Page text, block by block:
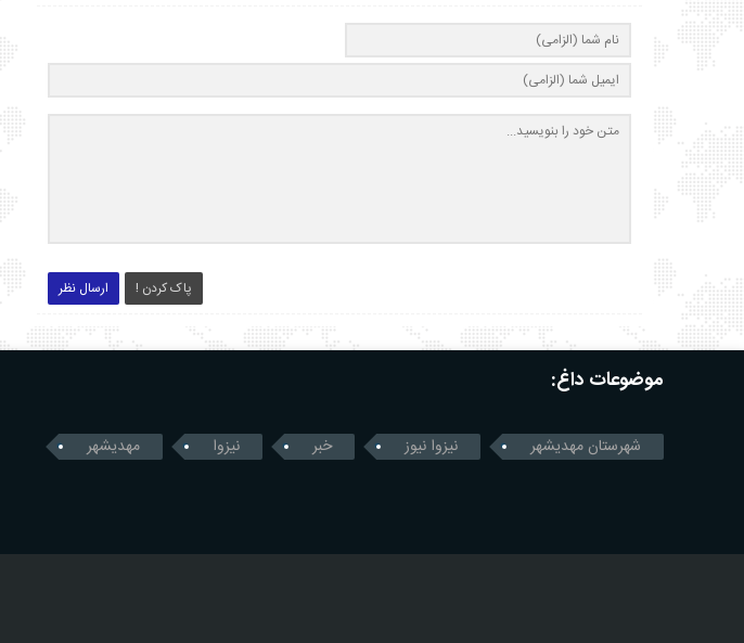
ارسال نظر پاک کردن !
موضوعات داغ:
شهرستان مهدیشهر نیزوا نیوز خبر نیزوا مهدیشهر